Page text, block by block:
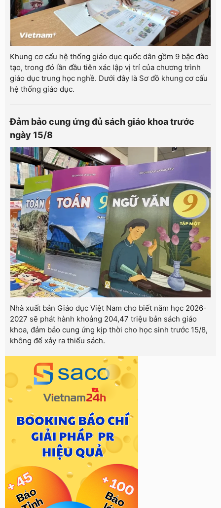
Khung cơ cấu hệ thống giáo dục quốc dân gồm 9 bậc đào
tạo, trong đó lần đầu tiên xác lập vị trí của chương trình
giáo dục trung học nghề. Dưới đây là Sơ đồ khung cơ cấu
hệ thống giáo dục.
Đảm bảo cung ứng đủ sách giáo khoa trước
ngày 15/8
Nhà xuất bản Giáo dục Việt Nam cho biết năm học 2026-
2027 sẽ phát hành khoảng 204,47 triệu bản sách giáo
khoa, đảm bảo cung ứng kịp thời cho học sinh trước 15/8,
không để xảy ra thiếu sách.